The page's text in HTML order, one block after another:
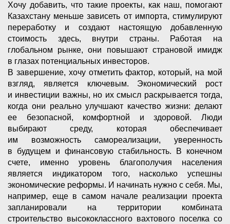
Хочу добавить, что такие проекты, как наш, помогают
Казахстану меньше зависеть от импорта, стимулируют
переработку и создают настоящую добавленную
стоимость здесь, внутри страны. Работая на
глобальном рынке, они повышают страновой имидж
в глазах потенциальных инвесторов.
В завершение, хочу отметить фактор, который, на мой
взгляд, является ключевым. Экономический рост
и инвестиции важны, но их смысл раскрывается тогда,
когда они реально улучшают качество жизни: делают
ее безопасной, комфортной и здоровой. Люди
выбирают среду, которая обеспечивает
им возможность самореализации, уверенность
в будущем и финансовую стабильность. В конечном
счете, именно уровень благополучия населения
является индикатором того, насколько успешны
экономические реформы. И начинать нужно с себя. Мы,
например, еще в самом начале реализации проекта
запланировали на территории комбината
строительство высококлассного вахтового поселка со